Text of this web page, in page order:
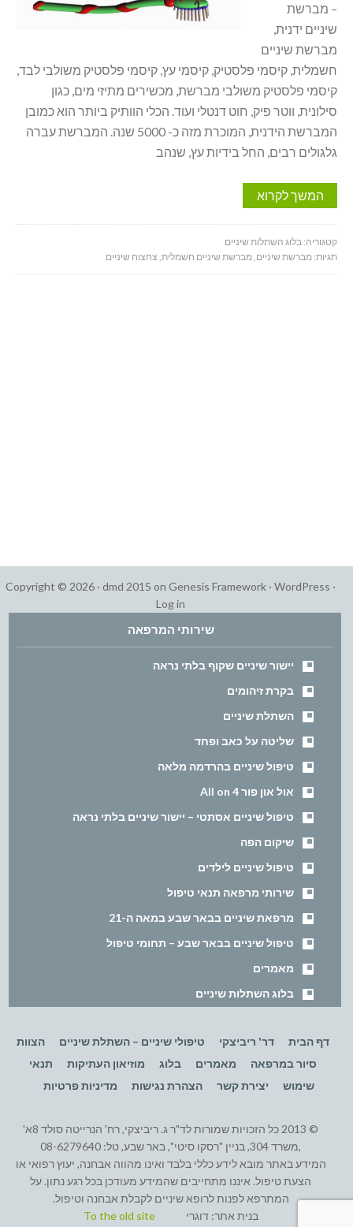
– מברשת
שיניים ידנית,
מברשת שיניים
חשמלית, קיסמי פלסטיק, קיסמי עץ, קיסמי פלסטיק משולבי לבד,
קיסמי פלסטיק משולבי מברשת, מכשירים מתיזי מים, כגון
סילונית, ווטר פיק, חוט דנטלי ועוד. הכלי הוותיק ביותר הוא כמובן
המברשת הידנית, המוכרת מזה כ- 5000 שנה. המברשת עברה
גלגולים רבים, החל בידיות עץ, שנהב
המשך לקרוא
קטגוריה: בלוג השתלות שיניים
תגיות: מברשת שיניים,מברשת שיניים חשמלית, צחצוח שיניים
Copyright © 2026 · dmd 2015 on Genesis Framework · WordPress ·
Log in
שירותי המרפאה
יישור שיניים שקוף בלתי נראה
בקרת זיהומים
השתלת שיניים
שליטה על כאב ופחד
טיפול שיניים בהרדמה מלאה
אול און פור All on 4
טיפול שיניים אסתטי – יישור שיניים בלתי נראה
שיקום הפה
טיפול שיניים לילדים
שירותי מרפאה תנאי טיפול
מרפאת שיניים בבאר שבע במאה ה-21
טיפול שיניים בבאר שבע – תחומי טיפול
מאמרים
בלוג השתלות שיניים
דף הבית דר' ריביצקי טיפולי שיניים – השתלת שיניים
הצוות
סיור במרפאה
מאמרים בלוג מוזיאון העתיקות
תנאי
שימוש
יצירת קשר הצהרת נגישות מדיניות פרטיות
© 2013 כל הזכויות שמורות לד"ר ג. ריביצקי, רח' הנרייטה סולד 8א'
,משרד 304, בניין "רסקו סיטי", באר שבע, טל: 08-6279640
המידע באתר מובא לידע כללי בלבד ואינו מהווה אבחנה, יעוץ רפואי או
הצעת טיפול. איננו מתחייבים שהמידע מעודכן בכל רגע נתון. על
המתרפא לפנות לרופא שיניים לקבלת אבחנה וטיפול.
בנית אתר:דוגרי To the old site